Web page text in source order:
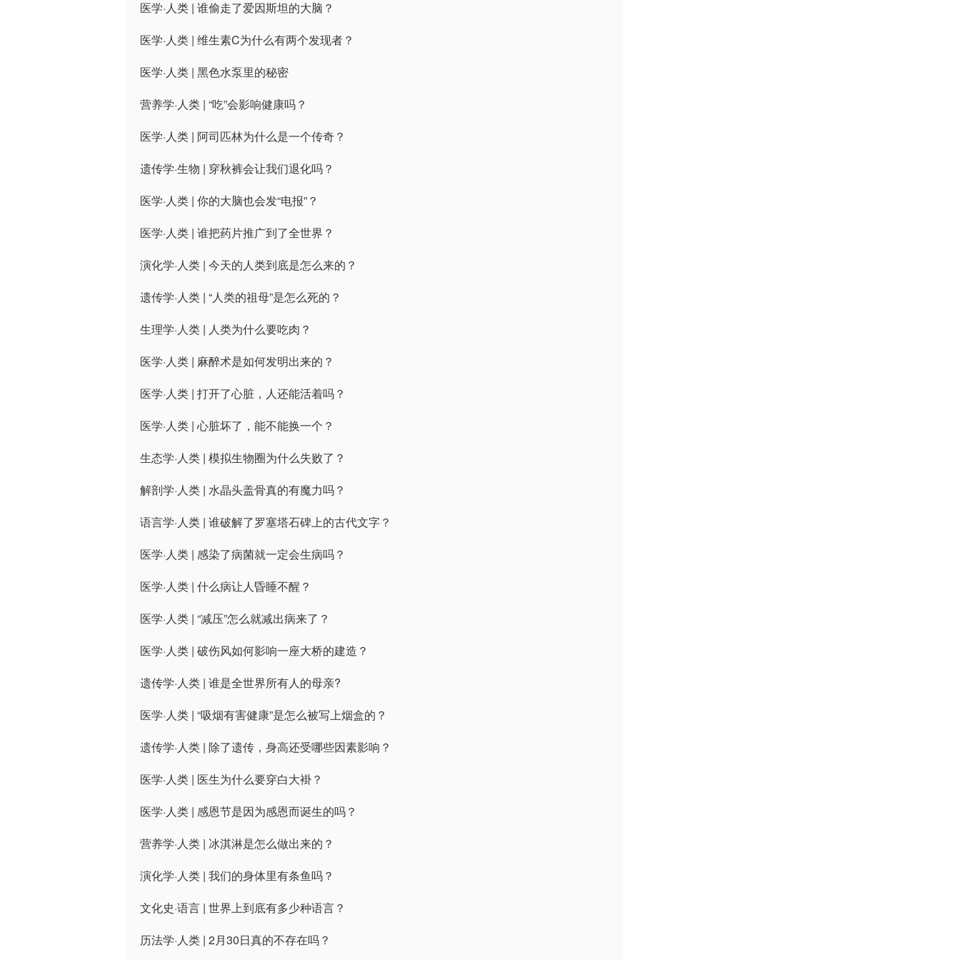
医学·人类 | 谁偷走了爱因斯坦的大脑？
医学·人类 | 维生素C为什么有两个发现者？
医学·人类 | 黑色水泵里的秘密
营养学·人类 | “吃”会影响健康吗？
医学·人类 | 阿司匹林为什么是一个传奇？
遗传学·生物 | 穿秋裤会让我们退化吗？
医学·人类 | 你的大脑也会发“电报”？
医学·人类 | 谁把药片推广到了全世界？
演化学·人类 | 今天的人类到底是怎么来的？
遗传学·人类 | “人类的祖母”是怎么死的？
生理学·人类 | 人类为什么要吃肉？
医学·人类 | 麻醉术是如何发明出来的？
医学·人类 | 打开了心脏，人还能活着吗？
医学·人类 | 心脏坏了，能不能换一个？
生态学·人类 | 模拟生物圈为什么失败了？
解剖学·人类 | 水晶头盖骨真的有魔力吗？
语言学·人类 | 谁破解了罗塞塔石碑上的古代文字？
医学·人类 | 感染了病菌就一定会生病吗？
医学·人类 | 什么病让人昏睡不醒？
医学·人类 | “减压”怎么就减出病来了？
医学·人类 | 破伤风如何影响一座大桥的建造？
遗传学·人类 | 谁是全世界所有人的母亲?
医学·人类 | “吸烟有害健康”是怎么被写上烟盒的？
遗传学·人类 | 除了遗传，身高还受哪些因素影响？
医学·人类 | 医生为什么要穿白大褂？
医学·人类 | 感恩节是因为感恩而诞生的吗？
营养学·人类 | 冰淇淋是怎么做出来的？
演化学·人类 | 我们的身体里有条鱼吗？
文化史·语言 | 世界上到底有多少种语言？
历法学·人类 | 2月30日真的不存在吗？